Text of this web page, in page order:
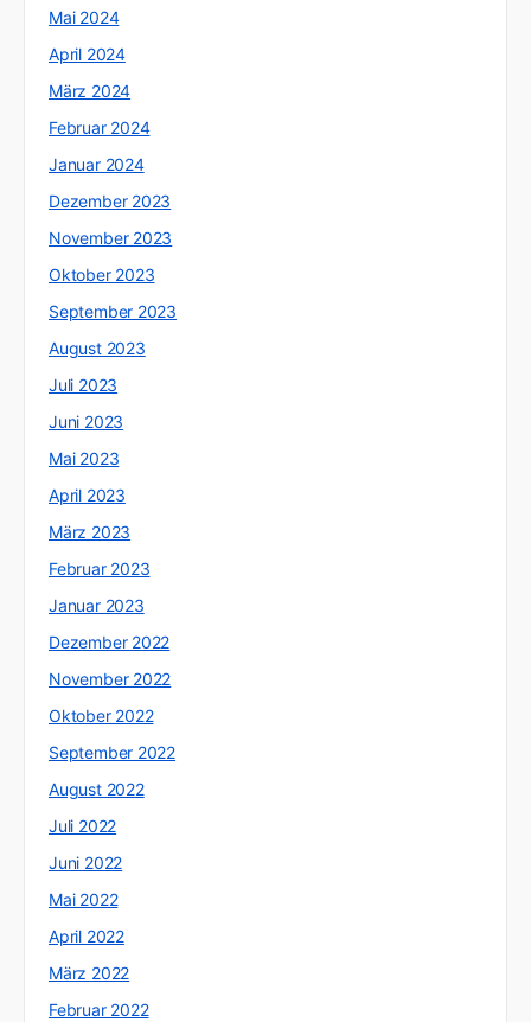
Mai 2024
April 2024
März 2024
Februar 2024
Januar 2024
Dezember 2023
November 2023
Oktober 2023
September 2023
August 2023
Juli 2023
Juni 2023
Mai 2023
April 2023
März 2023
Februar 2023
Januar 2023
Dezember 2022
November 2022
Oktober 2022
September 2022
August 2022
Juli 2022
Juni 2022
Mai 2022
April 2022
März 2022
Februar 2022